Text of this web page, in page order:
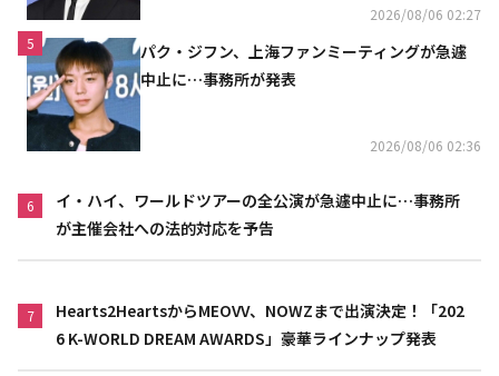
2026/08/06 02:27
5
パク・ジフン、上海ファンミーティングが急遽
中止に…事務所が発表
2026/08/06 02:36
6
イ・ハイ、ワールドツアーの全公演が急遽中止に…事務所
が主催会社への法的対応を予告
7
Hearts2HeartsからMEOVV、NOWZまで出演決定！「202
6 K-WORLD DREAM AWARDS」豪華ラインナップ発表